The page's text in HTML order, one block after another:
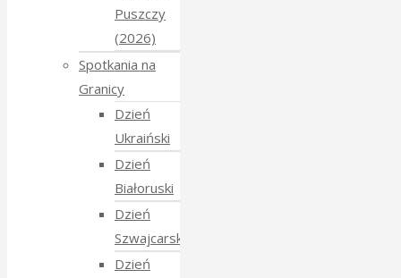
Puszczy
(2026)
Spotkania na
Granicy
Dzień
Ukraiński
Dzień
Białoruski
Dzień
Szwajcarski
Dzień